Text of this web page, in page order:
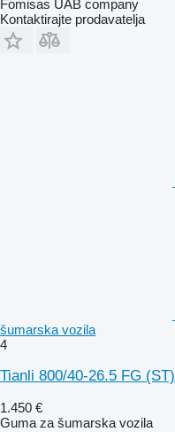
Fomisas UAB company
Kontaktirajte prodavatelja
šumarska vozila
4
Tianli 800/40-26.5 FG (ST)
1.450 €
Guma za šumarska vozila